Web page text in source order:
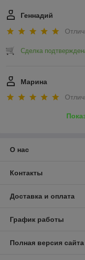
Геннадий
Сделка
Марина
О нас
Контакты
Доставка и оплата
График работы
Полная версия сайта